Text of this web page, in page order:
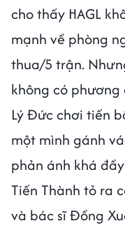
cho thấy HAGL
mạnh về phòng
thua/5 trận.
không có
Lý Đức chơi tiến
một mình gánh
phản ánh khá
Tiến Thành tỏ ra
và bác sĩ Đồng